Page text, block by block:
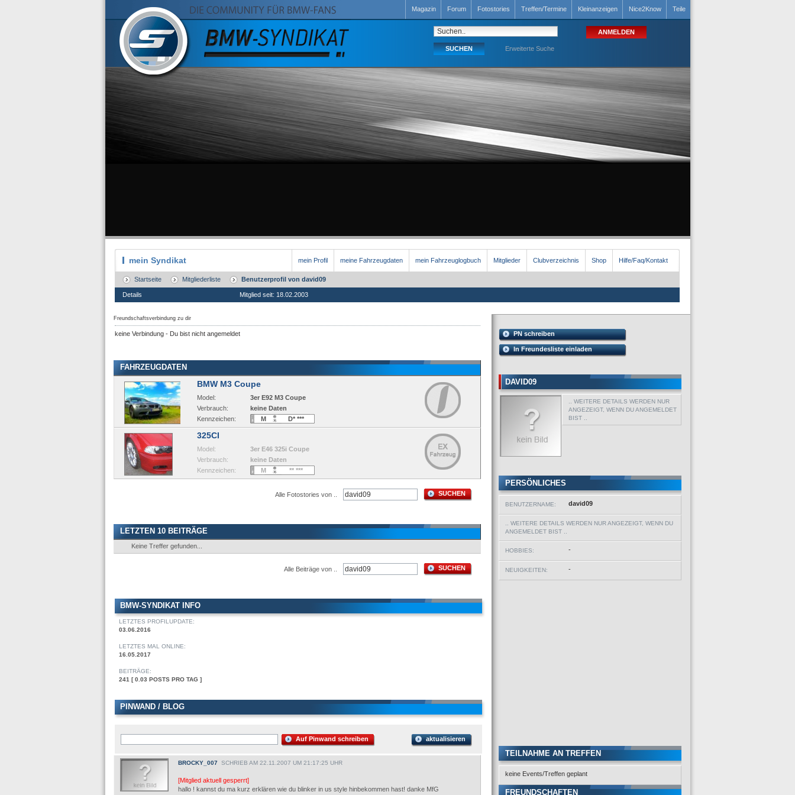
Magazin Forum Fotostories Treffen/Termine Kleinanzeigen Nice2Know Teile
Erweiterte Suche
mein Syndikat mein Profil meine Fahrzeugdaten mein Fahrzeuglogbuch Mitglieder Clubverzeichnis Shop Hilfe/Faq/Kontakt
Startseite Mitgliederliste Benutzerprofil von david09
Details Mitglied seit: 18.02.2003
Freundschaftsverbindung zu dir
keine Verbindung - Du bist nicht angemeldet
FAHRZEUGDATEN
BMW M3 Coupe
Model:
Verbrauch:
Kennzeichen:
3er E92 M3 Coupe
keine Daten
M
D* ***
325CI
Model:
Verbrauch:
Kennzeichen:
3er E46 325i Coupe
keine Daten
M
** ***
SUCHEN
Alle Fotostories von ..
LETZTEN 10 BEITRÄGE
Keine Treffer gefunden...
SUCHEN
Alle Beiträge von ..
BMW-SYNDIKAT INFO
LETZTES PROFILUPDATE:
03.06.2016
LETZTES MAL ONLINE:
16.05.2017
BEITRÄGE:
241 [ 0.03 POSTS PRO TAG ]
PINWAND / BLOG
aktualisieren
Auf Pinwand schreiben
BROCKY_007 SCHRIEB AM 22.11.2007 UM 21:17:25 UHR
[Mitglied aktuell gesperrt]
hallo ! kannst du ma kurz erklären wie du blinker in us style hinbekommen hast! danke MfG
PN schreiben
In Freundesliste einladen
DAVID09
.. WEITERE DETAILS WERDEN NUR
ANGEZEIGT, WENN DU ANGEMELDET
BIST ..
PERSÖNLICHES
BENUTZERNAME: david09
.. WEITERE DETAILS WERDEN NUR ANGEZEIGT, WENN DU
ANGEMELDET BIST ..
HOBBIES: -
NEUIGKEITEN: -
TEILNAHME AN TREFFEN
keine Events/Treffen geplant
FREUNDSCHAFTEN